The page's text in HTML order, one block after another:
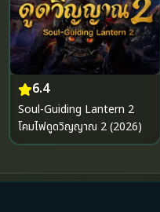
6.4
Soul-Guiding Lantern 2
โคมไฟดูดวิญญาณ 2 (2026)